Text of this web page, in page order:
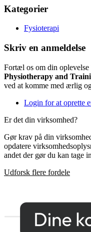
Kategorier
Fysioterapi
Skriv en anmeldelse
Fortæl os om din oplevelse
Physiotherapy and
ved at komme med ærlig
Login for at oprette
Er det din virksomhed?
Gør krav på din
opdatere
andet der gør du kan tage
Udforsk flere fordele